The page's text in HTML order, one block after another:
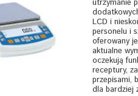
utrzymanie
LCD i
personelu i
oferowany
aktualne
oczekują
receptury,
przepisami,
dla bardziej